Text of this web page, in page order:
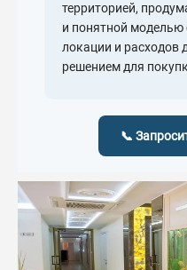
территорией,
и понятной
локации и расходов
решением для
📞